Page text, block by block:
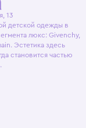
13
детской одежды в
люкс: Givenchy,
Эстетика здесь
становится частью